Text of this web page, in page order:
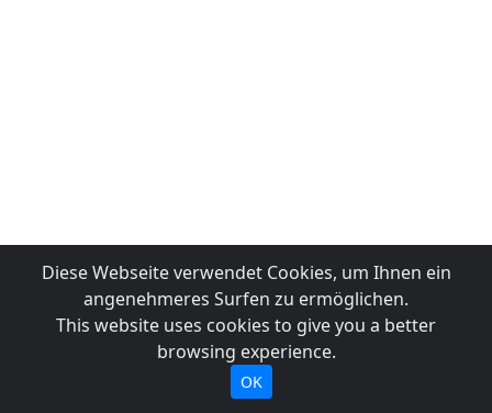
Diese Webseite verwendet Cookies, um Ihnen ein
angenehmeres Surfen zu ermöglichen.
This website uses cookies to give you a better
browsing experience.
OK